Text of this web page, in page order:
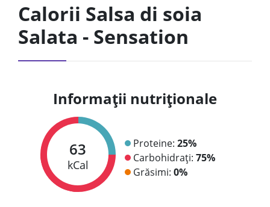
Calorii Salsa di soia
Salata - Sensation
Informații nutriționale
63
kCal
Proteine: 25%
Carbohidrați: 75%
Grăsimi: 0%